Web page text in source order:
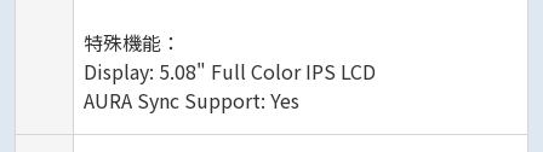
特殊機能：
Display: 5.08" Full Color IPS LCD
AURA Sync Support: Yes